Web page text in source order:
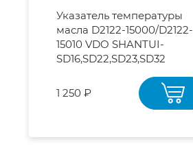
Указатель температуры
масла D2122-15000/D2122-
15010 VDO SHANTUI-
SD16,SD22,SD23,SD32
1 250 ₽